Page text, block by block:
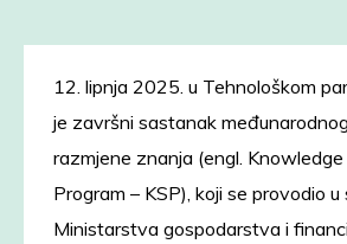
12. lipnja 2025. u Tehnološkom
je završni sastanak
razmjene znanja (engl. Knowledge
Program – KSP), koji se provodio u
Ministarstva gospodarstva i